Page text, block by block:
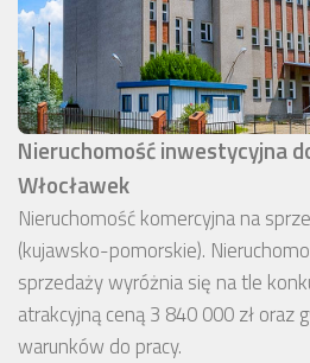
Nieruchomość inwestycyjna
Włocławek
Nieruchomość komercyjna na
(kujawsko-pomorskie).
sprzedaży wyróżnia się na tle
atrakcyjną ceną 3 840 000 zł oraz
warunków do pracy.